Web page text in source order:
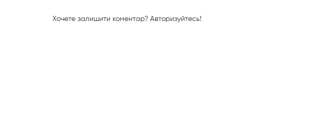
Хочете залишити коментар? Авторизуйтесь!